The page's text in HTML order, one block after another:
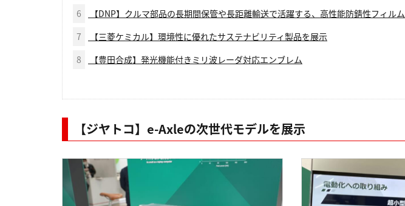
6
【DNP】クルマ部品の長期間保管や長距離輸送で活躍する、高性能防錆性フィルム
7
【三菱ケミカル】環境性に優れたサステナビリティ製品を展示
8
【豊田合成】発光機能付きミリ波レーダ対応エンブレム
【ジヤトコ】e-Axleの次世代モデルを展示